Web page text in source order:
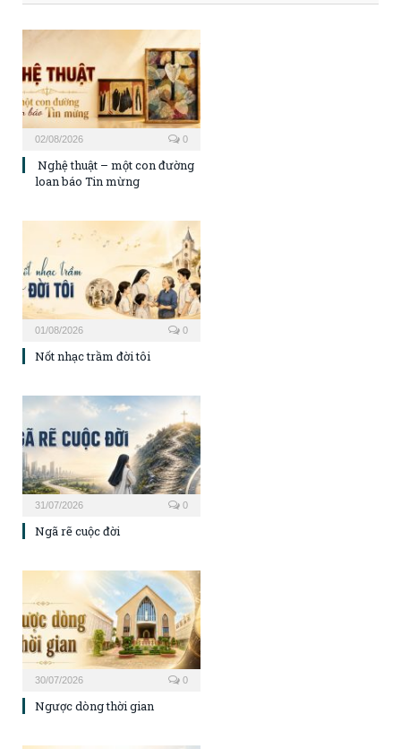
02/08/2026 0
Nghệ thuật – một con đường
loan báo Tin mừng
01/08/2026 0
Nốt nhạc trầm đời tôi
31/07/2026 0
Ngã rẽ cuộc đời
30/07/2026 0
Ngược dòng thời gian